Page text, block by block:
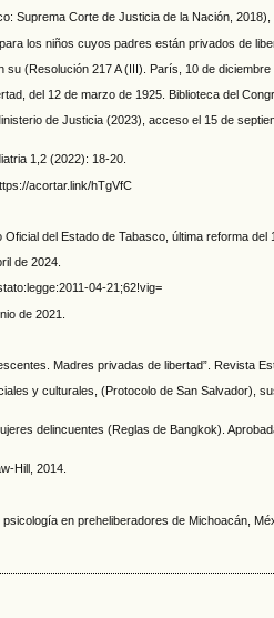
Suprema Corte de Justicia de la Nación, 2018),
los niños cuyos padres están privados de
(Resolución 217 A (III). París, 10 de diciembre
del 12 de marzo de 1925. Biblioteca del
de Justicia (2023), acceso el 15 de
1,2 (2022): 18-20.
acortar.link/hTgVfC
del Estado de Tabasco, última reforma del
de 2024.
04-21;62!vig=
de 2021.
Madres privadas de libertad”. Revista
y culturales, (Protocolo de San Salvador),
delincuentes (Reglas de Bangkok).
Hill, 2014.
en preheliberadores de Michoacán,